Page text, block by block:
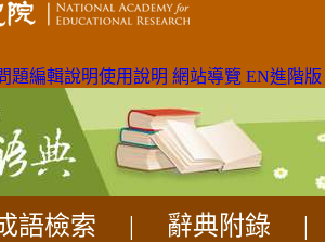
題編輯說明使用說明 網站導覽 EN進階版
語檢索 辭典附錄